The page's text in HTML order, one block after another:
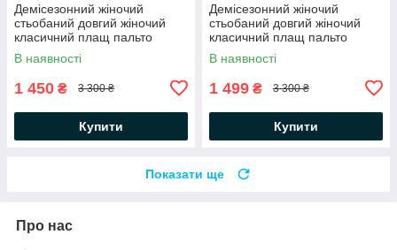
Демісезонний жіночий
стьобаний довгий жіночий
класичний плащ пальто
В наявності
1 450 ₴ 3 300 ₴
Купити
Демісезонний жіночий
стьобаний довгий жіночий
класичний плащ пальто
В наявності
1 499 ₴ 3 300 ₴
Купити
Показати ще
Про нас